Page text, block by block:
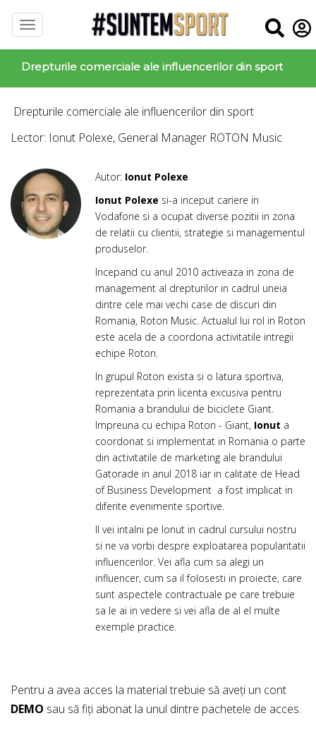
Drepturile comerciale ale influencerilor din sport
Drepturile comerciale ale influencerilor din sport
Lector: Ionut Polexe, General Manager ROTON Music
Autor: Ionut Polexe
Ionut Polexe si-a inceput cariere in
Vodafone si a ocupat diverse pozitii in zona
de relatii cu clientii, strategie si managementul
produselor.
Incepand cu anul 2010 activeaza in zona de
management al drepturilor in cadrul uneia
dintre cele mai vechi case de discuri din
Romania, Roton Music. Actualul lui rol in Roton
este acela de a coordona activitatile intregii
echipe Roton.
In grupul Roton exista si o latura sportiva,
reprezentata prin licenta excusiva pentru
Romania a brandului de biciclete Giant.
Impreuna cu echipa Roton - Giant, Ionut a
coordonat si implementat in Romania o parte
din activitatile de marketing ale brandului
Gatorade in anul 2018 iar in calitate de Head
of Business Development a fost implicat in
diferite evenimente sportive.
Il vei intalni pe Ionut in cadrul cursului nostru
si ne va vorbi despre exploatarea popularitatii
influencerilor. Vei afla cum sa alegi un
influencer, cum sa il folosesti in proiecte, care
sunt aspectele contractuale pe care trebuie
sa le ai in vedere si vei afla de al el multe
exemple practice.
Pentru a avea acces la material trebuie să aveți un cont
DEMO sau să fiți abonat la unul dintre pachetele de acces.